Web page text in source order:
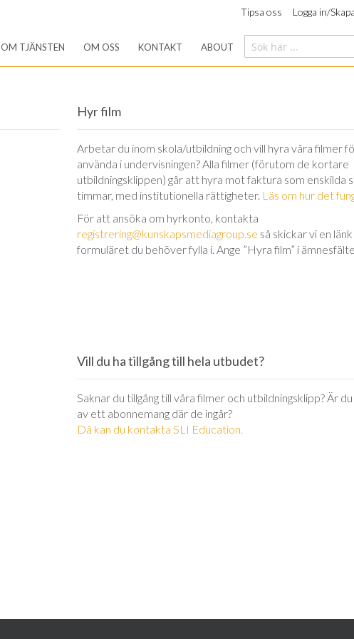
Tipsa oss Logga in/
OM TJÄNSTEN OM OSS KONTAKT ABOUT
Hyr film
Arbetar du inom skola/utbildning och vill hyra våra filmer
använda i undervisningen? Alla filmer (förutom de kortare
utbildningsklippen) går att hyra mot faktura som enskilda
timmar, med institutionella rättigheter. Läs om hur det
För att ansöka om hyrkonto, kontakta
registrering@kunskapsmediagroup.se så skickar vi en
formuläret du behöver fylla i. Ange ”Hyra film” i
Vill du ha tillgång till hela utbudet?
Saknar du tillgång till våra filmer och utbildningsklipp? Är
av ett abonnemang där de ingår?
Då kan du kontakta SLI Education.